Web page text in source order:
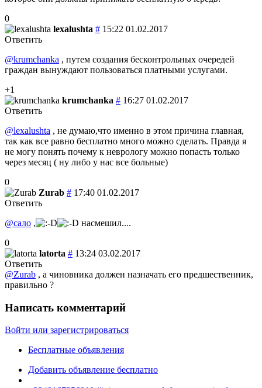
0
lexalushta # 15:22 01.02.2017
Ответить
@krumchanka , путем создания бесконтрольных очередей
граждан вынуждают пользоваться платными услугами.
+1
krumchanka # 16:27 01.02.2017
Ответить
@lexalushta , не думаю,что именно в этом причина главная,
так как все равно бесплатно много можно сделать. Правда я
не могу понять почему к неврологу можно попасть только
через месяц ( ну либо у нас все больные)
0
Zurab # 17:40 01.02.2017
Ответить
@сало ,
насмешил....
0
latorta # 13:24 03.02.2017
Ответить
@Zurab , а чиновника должен назначать его предшественник,
правильно ?
Написать комментарий
Войти или зарегистрироваться
Бесплатные объявления
Добавить объявление бесплатно